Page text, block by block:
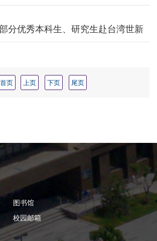
分优秀本科生、研究生赴台湾世新
首页 上页 下页 尾页
图书馆
校园邮箱